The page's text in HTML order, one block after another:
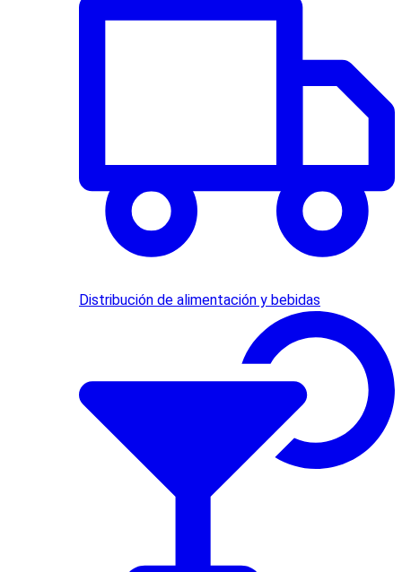
Distribución de alimentación y bebidas